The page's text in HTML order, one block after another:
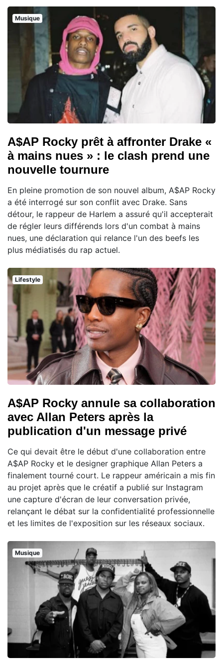
Musique
A$AP Rocky prêt à affronter Drake «
à mains nues » : le clash prend une
nouvelle tournure
En pleine promotion de son nouvel album, A$AP Rocky
a été interrogé sur son conflit avec Drake. Sans
détour, le rappeur de Harlem a assuré qu'il accepterait
de régler leurs différends lors d'un combat à mains
nues, une déclaration qui relance l'un des beefs les
plus médiatisés du rap actuel.
Lifestyle
A$AP Rocky annule sa collaboration
avec Allan Peters après la
publication d'un message privé
Ce qui devait être le début d'une collaboration entre
A$AP Rocky et le designer graphique Allan Peters a
finalement tourné court. Le rappeur américain a mis fin
au projet après que le créatif a publié sur Instagram
une capture d'écran de leur conversation privée,
relançant le débat sur la confidentialité professionnelle
et les limites de l'exposition sur les réseaux sociaux.
Musique